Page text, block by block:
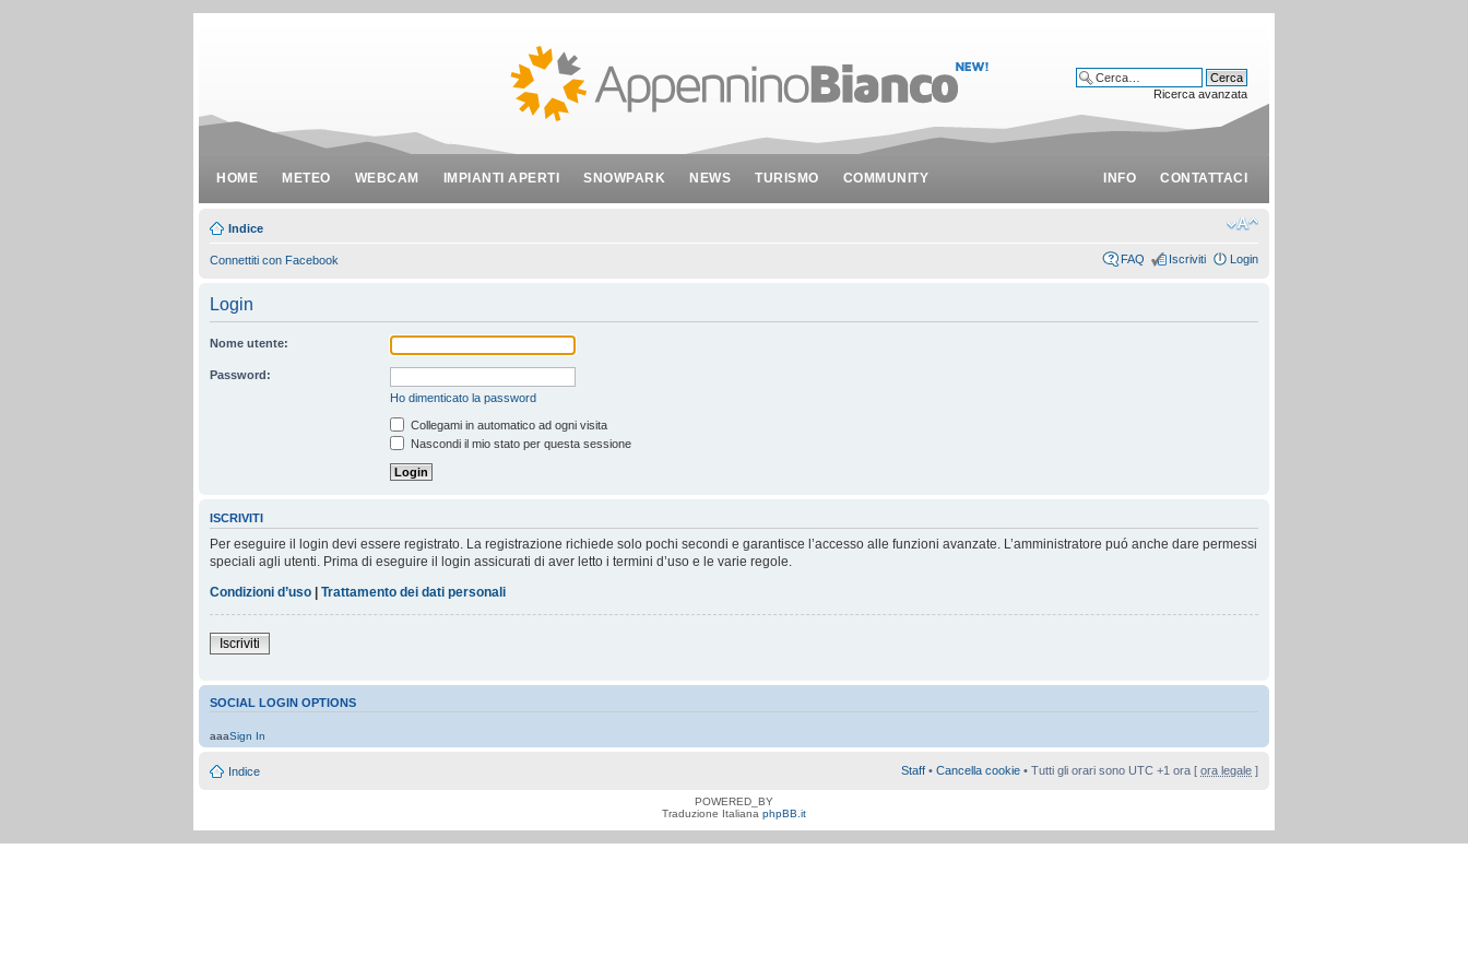
HOME METEO WEBCAM IMPIANTI APERTI SNOWPARK NEWS TURISMO COMMUNITY INFO CONTATTACI
Ricerca avanzata
Indice
Connettiti con Facebook FAQ Iscriviti Login
Login
Nome utente:
Password:
Ho dimenticato la password
Collegami in automatico ad ogni visita
Nascondi il mio stato per questa sessione
ISCRIVITI
Per eseguire il login devi essere registrato. La registrazione richiede solo pochi secondi e garantisce l’accesso alle funzioni avanzate. L’amministratore puó anche dare permessi
speciali agli utenti. Prima di eseguire il login assicurati di aver letto i termini d’uso e le varie regole.
Condizioni d’uso | Trattamento dei dati personali
Iscriviti
SOCIAL LOGIN OPTIONS
aaaSign In
Indice Staff • Cancella cookie • Tutti gli orari sono UTC +1 ora [ ora legale ]
POWERED_BY
Traduzione Italiana phpBB.it